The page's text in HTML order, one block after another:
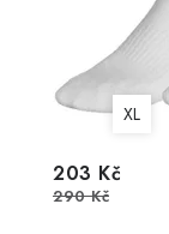
XL
203 Kč
290 Kč